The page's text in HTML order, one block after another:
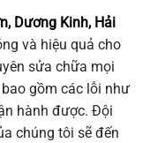
Dương Kinh, Hải
và hiệu quả cho
sửa chữa mọi
gồm các lỗi như
hành được. Đội
chúng tôi sẽ đến